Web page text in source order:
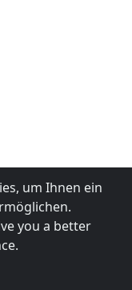
um Ihnen ein
you a better